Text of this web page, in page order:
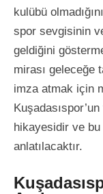
kulübü
spor sevgisinin
geldiğini
mirası geleceğe
imza atmak için
hikayesidir ve
anlatılacaktır.